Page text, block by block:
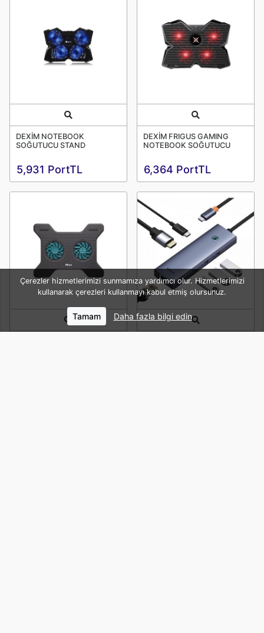
Quick View
DEXİM NOTEBOOK
SOĞUTUCU STAND
5,931 PortTL
Quick View
DEXİM FRIGUS GAMING
NOTEBOOK SOĞUTUCU
6,364 PortTL
Quick View Quick View
Çerezler hizmetlerimizi sunmamıza yardımcı olur. Hizmetlerimizi
kullanarak çerezleri kullanmayı kabul etmiş olursunuz.
Tamam Daha fazla bilgi edin